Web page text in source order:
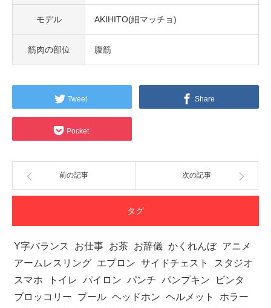
モデル AKIHITO(細マッチョ)
筋肉の部位 腹筋
Tweet Share
Pocket
前の記事 次の記事
タグ
Y字バランス お仕事 お茶 お辞儀 かくれんぼ アニメ
アームレスリング エプロン サイドチェスト
スタジオ
スマホ
トイレ パイロン パンチ パンプキン
ビンタ
ブロッコリー
プール ヘッドホン ヘルメット
ホラー